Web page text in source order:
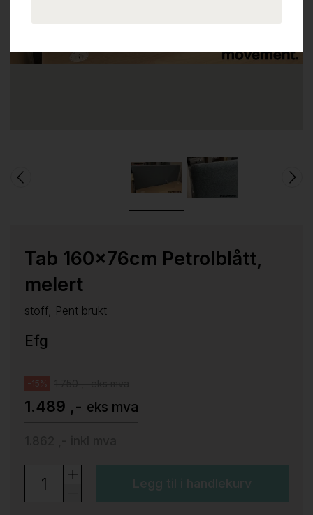
Tab 160x76cm Petrolblått,
melert
stoff, Pent brukt
Efg
-15%
1.489 ,- eks mva
Legg til i handlekurv